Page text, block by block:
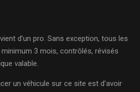
d’un pro. Sans exception, tous les
3 mois, contrôlés, révisés
valable.
un véhicule sur ce site est d’avoir